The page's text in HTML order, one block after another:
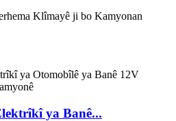
Klîmayê ji bo Kamyonan
ya Banê...